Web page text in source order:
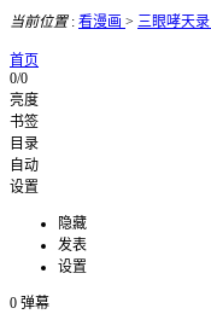
当前位置: 看漫画 > 三眼哮天录
首页
0/0
亮度
书签
目录
自动
设置
隐藏
发表
设置
0 弹幕